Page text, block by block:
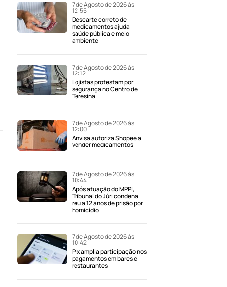
7 de Agosto de 2026 às
12:55
Descarte correto de
medicamentos ajuda
saúde pública e meio
ambiente
7 de Agosto de 2026 às
12:12
Lojistas protestam por
segurança no Centro de
Teresina
7 de Agosto de 2026 às
12:00
Anvisa autoriza Shopee a
vender medicamentos
7 de Agosto de 2026 às
10:44
Após atuação do MPPI,
Tribunal do Júri condena
réu a 12 anos de prisão por
homicídio
7 de Agosto de 2026 às
10:42
Pix amplia participação nos
pagamentos em bares e
restaurantes